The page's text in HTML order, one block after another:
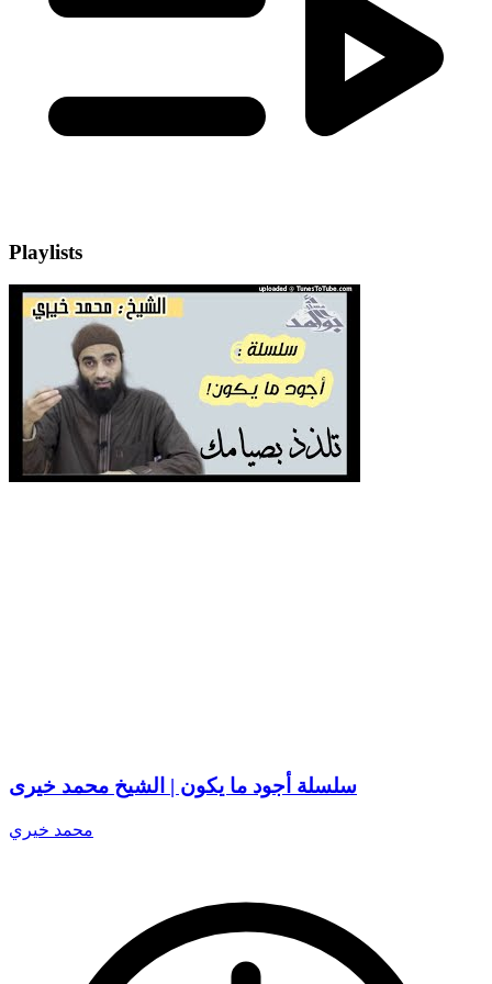
Playlists
سلسلة أجود ما يكون | الشيخ محمد خيرى
محمد خيري